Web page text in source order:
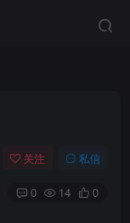
关注 私信
0 14 0